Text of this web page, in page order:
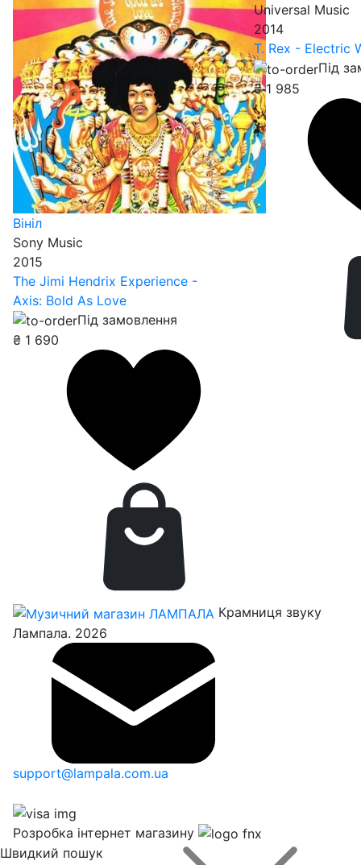
Вініл
Sony Music
2015
The Jimi Hendrix Experience -
Axis: Bold As Love
Під замовлення
₴ 1 690
Universal Music
2014
T. Rex - Electric
Під
₴1 985
Крамниця звуку
Лампала. 2026
support@lampala.com.ua
Розробка інтернет магазину
Швидкий пошук